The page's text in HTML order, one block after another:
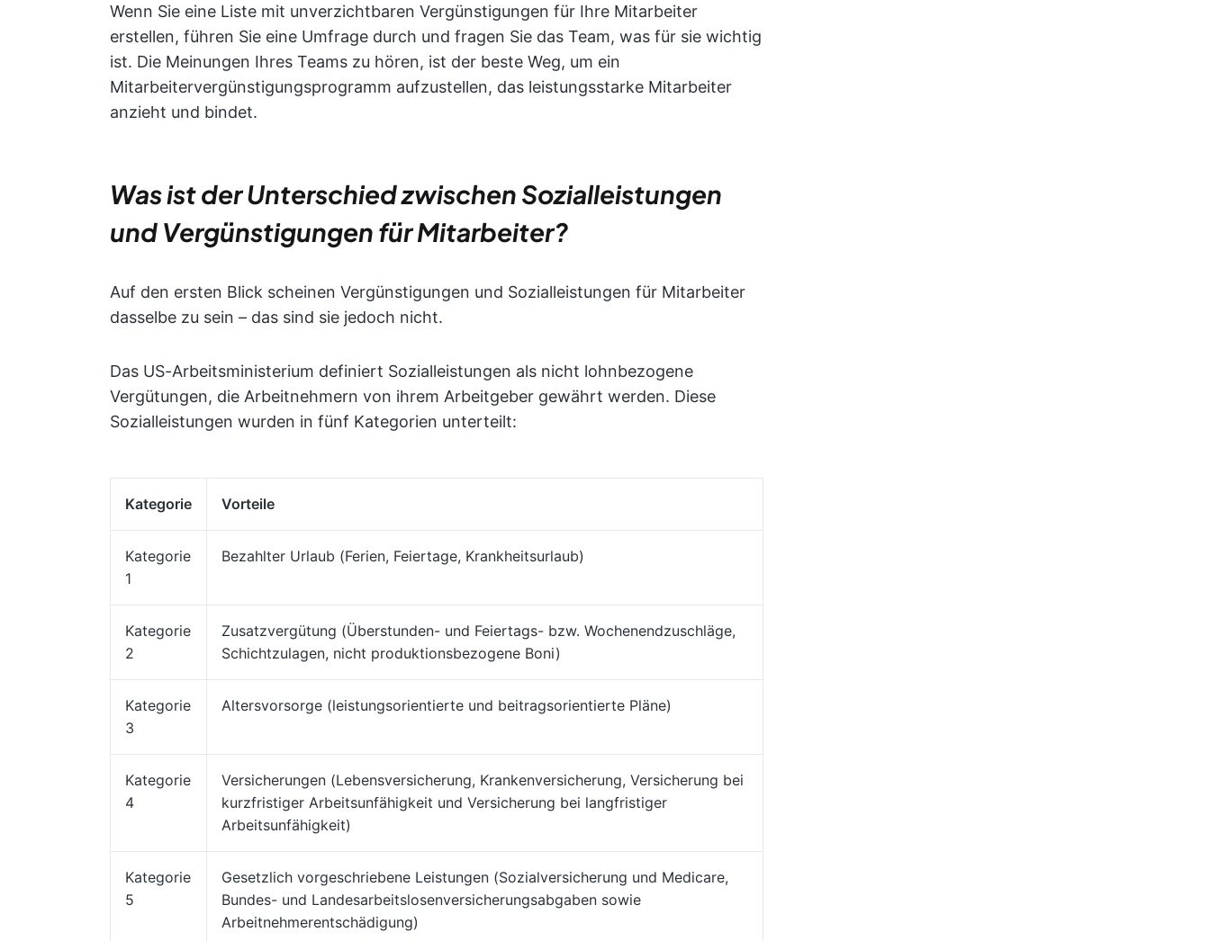
Wenn Sie eine Liste mit unverzichtbaren Vergünstigungen für Ihre Mitarbeiter
erstellen, führen Sie eine Umfrage durch und fragen Sie das Team, was für sie wichtig
ist. Die Meinungen Ihres Teams zu hören, ist der beste Weg, um ein
Mitarbeitervergünstigungsprogramm aufzustellen, das leistungsstarke Mitarbeiter
anzieht und bindet.
Was ist der Unterschied zwischen Sozialleistungen
und Vergünstigungen für Mitarbeiter?
Auf den ersten Blick scheinen Vergünstigungen und Sozialleistungen für Mitarbeiter
dasselbe zu sein – das sind sie jedoch nicht.
Das US-Arbeitsministerium definiert Sozialleistungen als nicht lohnbezogene
Vergütungen, die Arbeitnehmern von ihrem Arbeitgeber gewährt werden. Diese
Sozialleistungen wurden in fünf Kategorien unterteilt:
Kategorie Vorteile
Kategorie
1
Bezahlter Urlaub (Ferien, Feiertage, Krankheitsurlaub)
Kategorie
2
Zusatzvergütung (Überstunden- und Feiertags- bzw. Wochenendzuschläge,
Schichtzulagen, nicht produktionsbezogene Boni)
Kategorie
3
Altersvorsorge (leistungsorientierte und beitragsorientierte Pläne)
Kategorie
4
Versicherungen (Lebensversicherung, Krankenversicherung, Versicherung bei
kurzfristiger Arbeitsunfähigkeit und Versicherung bei langfristiger
Arbeitsunfähigkeit)
Kategorie
5
Gesetzlich vorgeschriebene Leistungen (Sozialversicherung und Medicare,
Bundes- und Landesarbeitslosenversicherungsabgaben sowie
Arbeitnehmerentschädigung)